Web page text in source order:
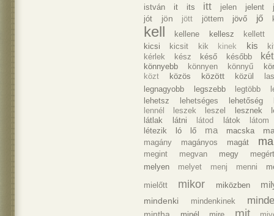
istván it its itt jelen jelent
jót
jön jött jöttem jövő jő
kell kellene kellesz
kellett
kicsi
kicsit kik kinek kis
kérlek
kész késő később két
könnyebb könnyen könnyű
közt
közös között közül
legnagyobb
legszebb legtöbb
lehetsz
lehetséges lehetőség
lennél
leszek leszel lesznek
látlak látni látod látok
látom
létezik
ló lő ma macska
magány magányos magát
megint megvan megy
melyen
melyet menj menni
mielőtt
mikor miközben
mindenki mindenkinek
mit